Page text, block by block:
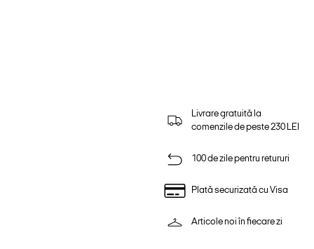
Livrare gratuită la
comenzile de peste 230 LEI
100 de zile pentru retururi
Plată securizată cu Visa
Articole noi în fiecare zi